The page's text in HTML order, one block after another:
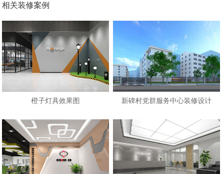
相关装修案例
橙子灯具效果图 新碑村党群服务中心装修设计